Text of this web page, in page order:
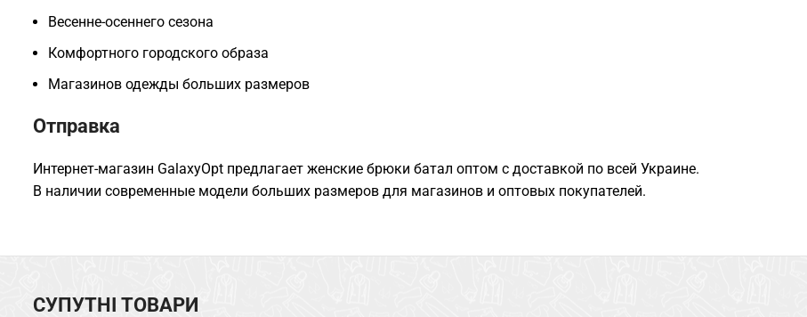
Весенне-осеннего сезона
Комфортного городского образа
Магазинов одежды больших размеров
Отправка
Интернет-магазин GalaxyOpt предлагает женские брюки батал оптом с доставкой по всей Украине.
В наличии современные модели больших размеров для магазинов и оптовых покупателей.
СУПУТНІ ТОВАРИ